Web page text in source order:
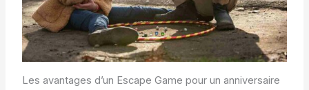
Les avantages d’un Escape Game pour un anniversaire